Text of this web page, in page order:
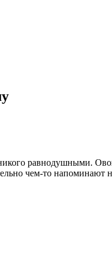
равнодушными.
чем-то